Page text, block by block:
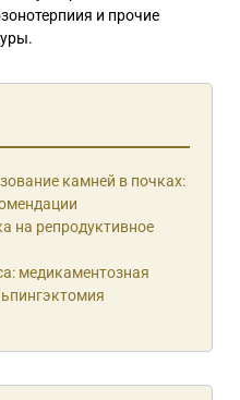
и прочие
камней в почках:
на репродуктивное
медикаментозная